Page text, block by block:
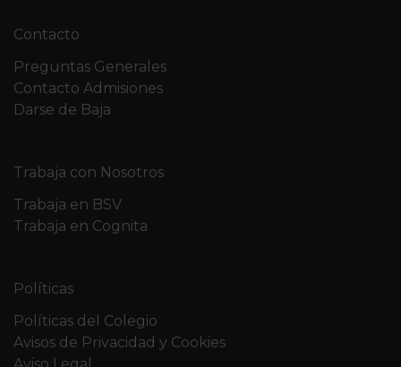
Contacto
Preguntas Generales
Contacto Admisiones
Darse de Baja
Trabaja con Nosotros
Trabaja en BSV
Trabaja en Cognita
Políticas
Políticas del Colegio
Avisos de Privacidad y Cookies
Aviso Legal